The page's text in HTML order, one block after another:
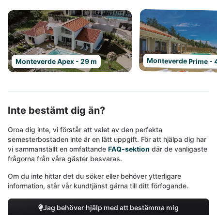
Monteverde Apex - 29 m Monteverde Prime -
Inte bestämt dig än?
Oroa dig inte, vi förstår att valet av den perfekta
semesterbostaden inte är en lätt uppgift. För att hjälpa dig har
vi sammanställt en omfattande FAQ-sektion där de vanligaste
frågorna från våra gäster besvaras.
Om du inte hittar det du söker eller behöver ytterligare
information, står vår kundtjänst gärna till ditt förfogande.
Jag behöver hjälp med att bestämma mig